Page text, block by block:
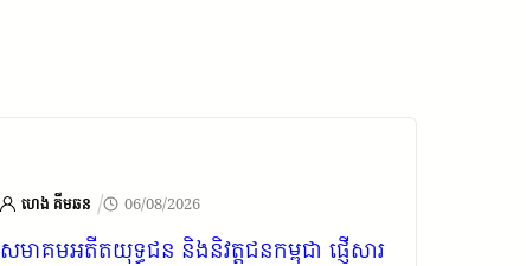
ហេង គីមឆន / 06/08/2026
សមាគមអតីតយុទ្ធជន និងនិវត្តជនកម្ពុជា ផ្ញើសារ